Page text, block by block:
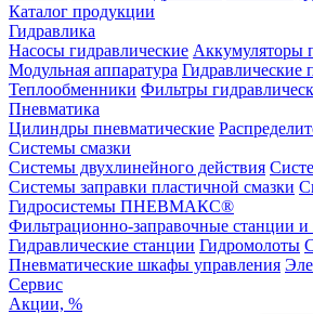
Каталог продукции
Гидравлика
Насосы гидравлические Аккумуляторы
Модульная аппаратура Гидравлические
Теплообменники Фильтры
Пневматика
Цилиндры пневматические
Системы смазки
Системы двухлинейного действия
Системы заправки пластичной смазки
Гидросистемы ПНЕВМАКС®
Фильтрационно-заправочные станции
Гидравлические станции Гидромолоты
Пневматические шкафы управления
Сервис
Акции, %